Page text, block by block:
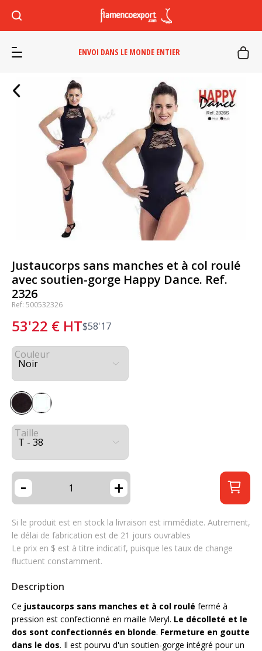
ENVOI DANS LE MONDE ENTIER
Justaucorps sans manches et à col roulé
avec soutien-gorge Happy Dance. Ref.
2326
Ref: 500532326
53'22 € HT$58'17
Couleur
Taille
- +
Si le produit est en stock la livraison est immédiate. Autrement,
le délai de fabrication est de 21 jours ouvrables
Le prix en $ est à titre indicatif, puisque les taux de change
fluctuent constamment.
Description
Ce justaucorps sans manches et à col roulé fermé à
pression est confectionné en maille Meryl. Le décolleté et le
dos sont confectionnés en blonde. Fermeture en goutte
dans le dos. Il est pourvu d'un soutien-gorge intégré pour un